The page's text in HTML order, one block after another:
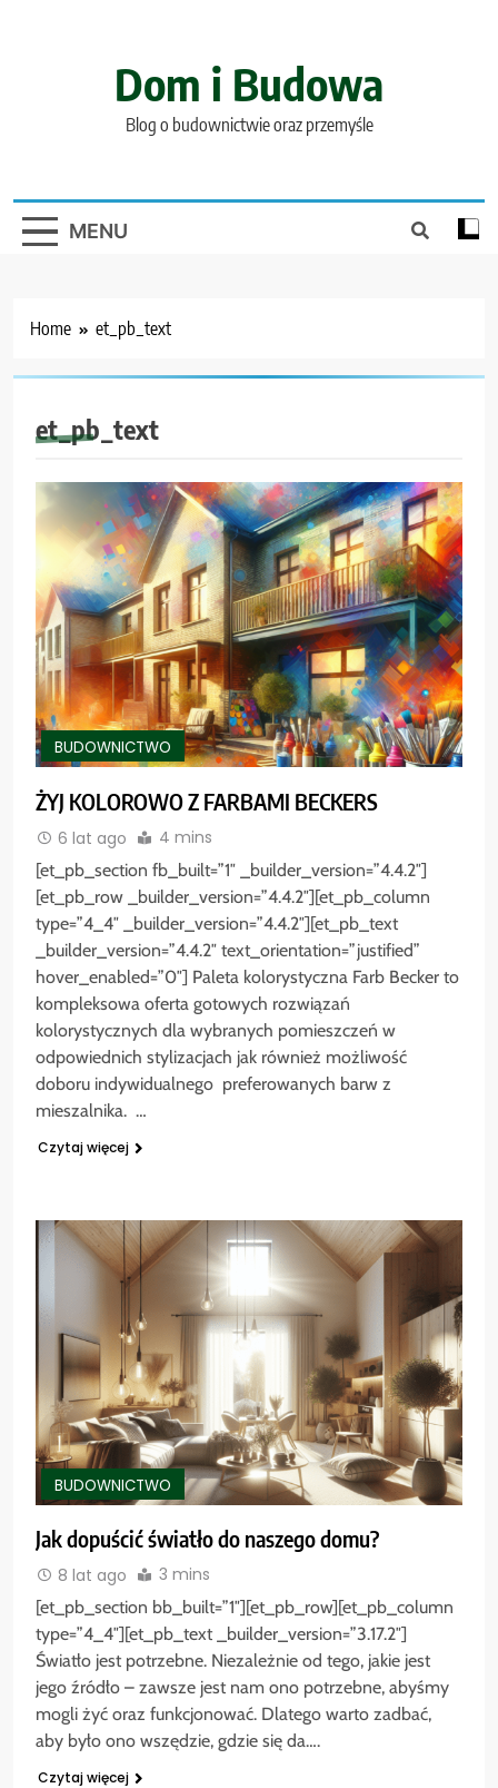
Dom i Budowa
Blog o budownictwie oraz przemyśle
MENU
Home et_pb_text
et_pb_text
BUDOWNICTWO
ŻYJ KOLOROWO Z FARBAMI BECKERS
6 lat ago 4 mins
[et_pb_section fb_built=”1″ _builder_version=”4.4.2″]
[et_pb_row _builder_version=”4.4.2″][et_pb_column
type=”4_4″ _builder_version=”4.4.2″][et_pb_text
_builder_version=”4.4.2″ text_orientation=”justified”
hover_enabled=”0″] Paleta kolorystyczna Farb Becker to
kompleksowa oferta gotowych rozwiązań
kolorystycznych dla wybranych pomieszczeń w
odpowiednich stylizacjach jak również możliwość
doboru indywidualnego preferowanych barw z
mieszalnika. …
Czytaj więcej
BUDOWNICTWO
Jak dopuścić światło do naszego domu?
8 lat ago 3 mins
[et_pb_section bb_built=”1″][et_pb_row][et_pb_column
type=”4_4″][et_pb_text _builder_version=”3.17.2″]
Światło jest potrzebne. Niezależnie od tego, jakie jest
jego źródło – zawsze jest nam ono potrzebne, abyśmy
mogli żyć oraz funkcjonować. Dlatego warto zadbać,
aby było ono wszędzie, gdzie się da….
Czytaj więcej